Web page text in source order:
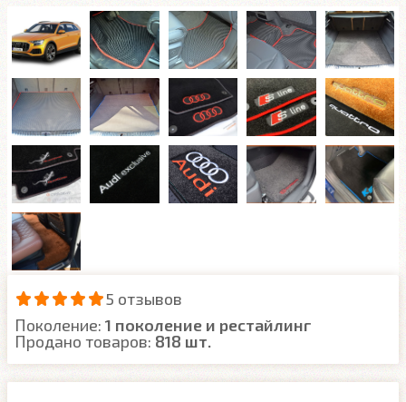
5 отзывов
Поколение: 1 поколение и рестайлинг
Продано товаров: 818 шт.